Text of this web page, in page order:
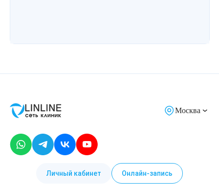
Москва
Личный кабинет Онлайн-запись